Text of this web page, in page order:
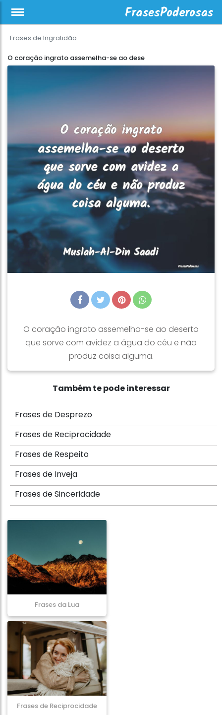
Frases de Ingratidão
O coração ingrato assemelha-se ao dese
O coração ingrato assemelha-se ao deserto
que sorve com avidez a água do céu e não
produz coisa alguma.
Também te pode interessar
Frases de Desprezo
Frases de Reciprocidade
Frases de Respeito
Frases de Inveja
Frases de Sinceridade
Frases da Lua
Frases de Reciprocidade